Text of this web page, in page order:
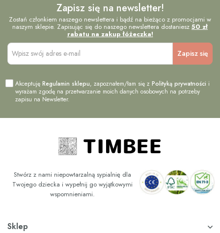
Zapisz się na newsletter!
Zostań członkiem naszego newslettera i bądź na bieżąco z promocjami w
naszym sklepie. Zapisując się do naszego newslettera dostaniesz 50 zł
rabatu na zakup łóżeczka!
AkceptujęRegulamin sklepu, zapoznałem/łam się zPolityką prywatności i
wyrażam zgodę na przetwarzanie moich danych osobowych na potrzeby
zapisu na Newsletter.
Stwórz z nami niepowtarzalną sypialnię dla
Twojego dziecka i wypełnij go wyjątkowymi
wspomnieniami.
Sklep